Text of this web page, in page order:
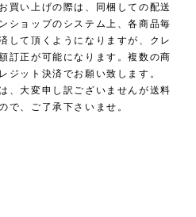
買い上げの際は、同梱しての配送
ショップのシステム上、各商品毎
して頂くようになりますが、クレ
訂正が可能になります。複数の商
ジット決済でお願い致します。
、大変申し訳ございませんが送料
で、ご了承下さいませ。